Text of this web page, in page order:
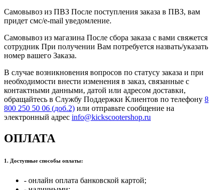
Самовывоз из ПВЗ После поступления заказа в ПВЗ, вам
придет смс/e-mail уведомление.
Самовывоз из магазина После сбора заказа с вами свяжется
сотрудник При получении Вам потребуется назвать/указать
номер вашего Заказа.
В случае возникновения вопросов по статусу заказа и при
необходимости внести изменения в заказ, связанные с
контактными данными, датой или адресом доставки,
обращайтесь в Службу Поддержки Клиентов по телефону 8
800 250 50 06 (доб.2) или отправьте сообщение на
электронный адрес info@kickscootershop.ru
ОПЛАТА
1. Доступные способы оплаты:
- онлайн оплата банковской картой;